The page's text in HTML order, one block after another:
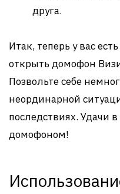
друга.
Итак, теперь у вас
открыть домофон
Позвольте себе
неординарной
последствиях. Удачи
домофоном!